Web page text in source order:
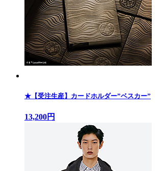
★【受注生産】カードホルダー”ベスカー”
13,200円